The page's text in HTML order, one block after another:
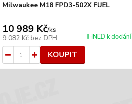
Milwaukee M18 FPD3-502X FUEL
10 989 Kč/ks
9 082 Kč bez DPH IHNED k dodání
KOUPIT